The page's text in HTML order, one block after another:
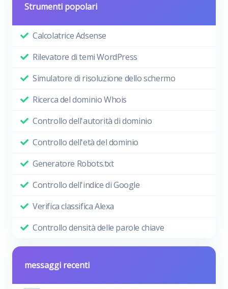
Strumenti popolari
Calcolatrice Adsense
Rilevatore di temi WordPress
Simulatore di risoluzione dello schermo
Ricerca del dominio Whois
Controllo dell'autorità di dominio
Controllo dell'età del dominio
Generatore Robots.txt
Controllo dell'indice di Google
Verifica classifica Alexa
Controllo densità delle parole chiave
messaggi recenti